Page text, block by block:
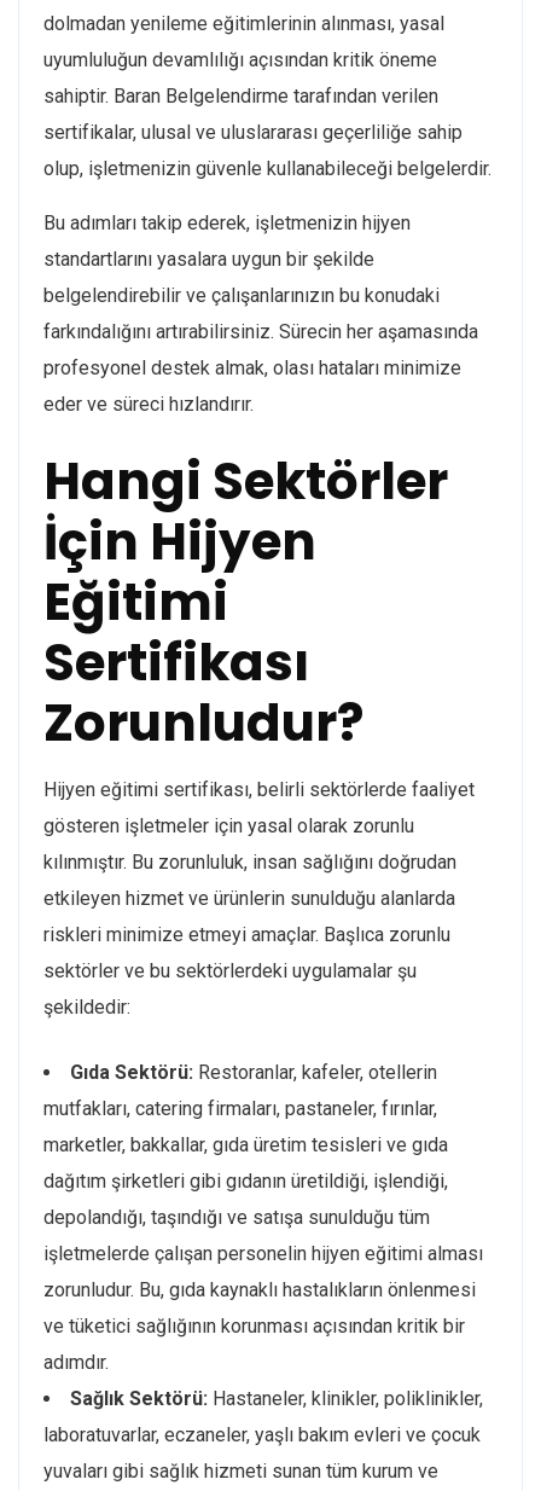
dolmadan yenileme eğitimlerinin alınması, yasal
uyumluluğun devamlılığı açısından kritik öneme
sahiptir. Baran Belgelendirme tarafından verilen
sertifikalar, ulusal ve uluslararası geçerliliğe sahip
olup, işletmenizin güvenle kullanabileceği belgelerdir.
Bu adımları takip ederek, işletmenizin hijyen
standartlarını yasalara uygun bir şekilde
belgelendirebilir ve çalışanlarınızın bu konudaki
farkındalığını artırabilirsiniz. Sürecin her aşamasında
profesyonel destek almak, olası hataları minimize
eder ve süreci hızlandırır.
Hangi Sektörler
İçin Hijyen
Eğitimi
Sertifikası
Zorunludur?
Hijyen eğitimi sertifikası, belirli sektörlerde faaliyet
gösteren işletmeler için yasal olarak zorunlu
kılınmıştır. Bu zorunluluk, insan sağlığını doğrudan
etkileyen hizmet ve ürünlerin sunulduğu alanlarda
riskleri minimize etmeyi amaçlar. Başlıca zorunlu
sektörler ve bu sektörlerdeki uygulamalar şu
şekildedir:
Gıda Sektörü: Restoranlar, kafeler, otellerin
mutfakları, catering firmaları, pastaneler, fırınlar,
marketler, bakkallar, gıda üretim tesisleri ve gıda
dağıtım şirketleri gibi gıdanın üretildiği, işlendiği,
depolandığı, taşındığı ve satışa sunulduğu tüm
işletmelerde çalışan personelin hijyen eğitimi alması
zorunludur. Bu, gıda kaynaklı hastalıkların önlenmesi
ve tüketici sağlığının korunması açısından kritik bir
adımdır.
Sağlık Sektörü: Hastaneler, klinikler, poliklinikler,
laboratuvarlar, eczaneler, yaşlı bakım evleri ve çocuk
yuvaları gibi sağlık hizmeti sunan tüm kurum ve